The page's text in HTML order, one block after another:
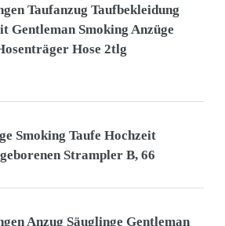
Taufanzug Taufbekleidung
Gentleman Smoking Anzüge
Hose 2tlg
Smoking Taufe Hochzeit
Strampler B, 66
Anzug Säuglinge Gentleman